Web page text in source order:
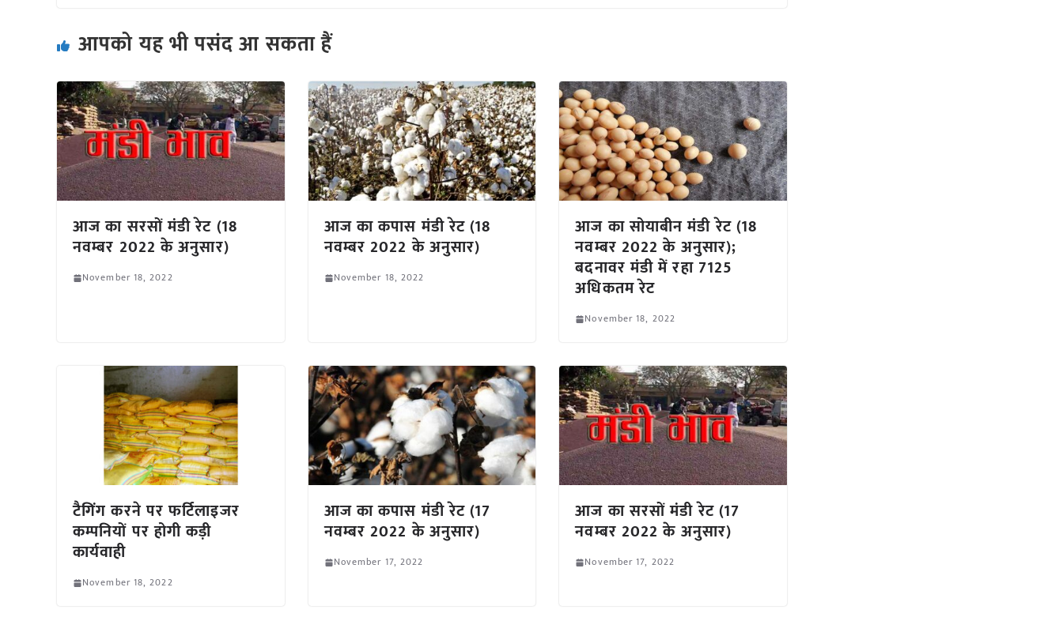
आपको यह भी पसंद आ सकता हैं
आज का सरसों मंडी रेट (18
नवम्बर 2022 के अनुसार)
November 18, 2022
आज का कपास मंडी रेट (18
नवम्बर 2022 के अनुसार)
November 18, 2022
आज का सोयाबीन मंडी रेट (18
नवम्बर 2022 के अनुसार);
बदनावर मंडी में रहा 7125
अधिकतम रेट
November 18, 2022
टैगिंग करने पर फर्टिलाइजर
कम्पनियों पर होगी कड़ी
कार्यवाही
November 18, 2022
आज का कपास मंडी रेट (17
नवम्बर 2022 के अनुसार)
November 17, 2022
आज का सरसों मंडी रेट (17
नवम्बर 2022 के अनुसार)
November 17, 2022